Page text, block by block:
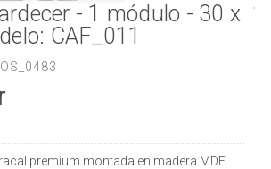
- 1 módulo - 30 x
CAF_011
premium montada en madera MDF